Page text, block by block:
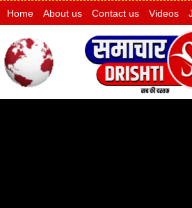
Home About us Contact us Videos